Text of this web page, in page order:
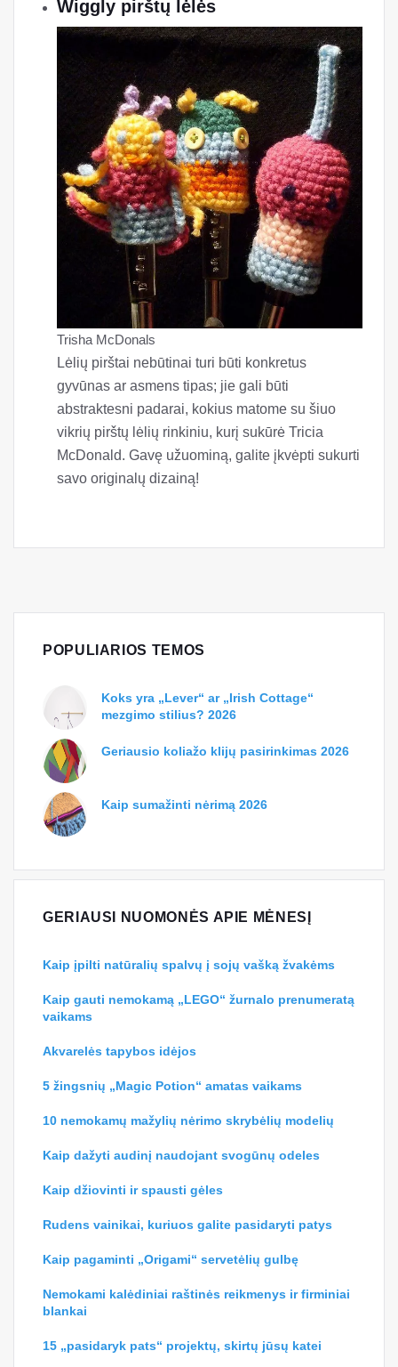
Wiggly pirštų lėlės
Trisha McDonals
Lėlių pirštai nebūtinai turi būti konkretus
gyvūnas ar asmens tipas; jie gali būti
abstraktesni padarai, kokius matome su šiuo
vikrių pirštų lėlių rinkiniu, kurį sukūrė Tricia
McDonald. Gavę užuominą, galite įkvėpti sukurti
savo originalų dizainą!
POPULIARIOS TEMOS
Koks yra „Lever“ ar „Irish Cottage“
mezgimo stilius? 2026
Geriausio koliažo klijų pasirinkimas 2026
Kaip sumažinti nėrimą 2026
GERIAUSI NUOMONĖS APIE MĖNESĮ
Kaip įpilti natūralių spalvų į sojų vašką žvakėms
Kaip gauti nemokamą „LEGO“ žurnalo prenumeratą
vaikams
Akvarelės tapybos idėjos
5 žingsnių „Magic Potion“ amatas vaikams
10 nemokamų mažylių nėrimo skrybėlių modelių
Kaip dažyti audinį naudojant svogūnų odeles
Kaip džiovinti ir spausti gėles
Rudens vainikai, kuriuos galite pasidaryti patys
Kaip pagaminti „Origami“ servetėlių gulbę
Nemokami kalėdiniai raštinės reikmenys ir firminiai
blankai
15 „pasidaryk pats“ projektų, skirtų jūsų katei